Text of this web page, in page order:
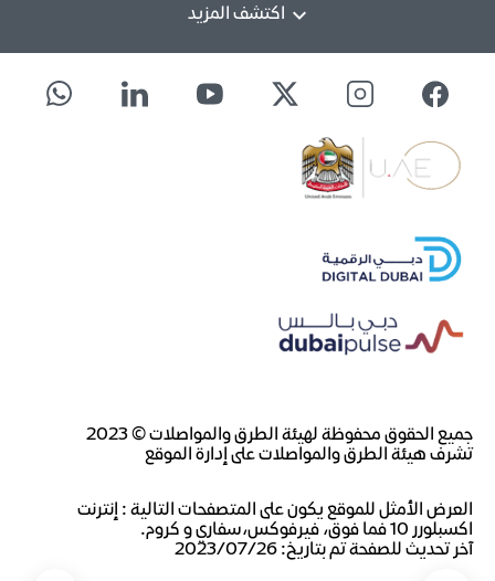
اكتشف المزيد
جميع الحقوق محفوظة لهيئة الطرق والمواصلات © 2023
تشرف هيئة الطرق والمواصلات على إدارة الموقع
العرض الأمثل للموقع يكون على المتصفحات التالية : إنترنت
اكسبلورر 10 فما فوق، فيرفوكس،سفاري و كروم.
آخر تحديث للصفحة تم بتاريخ: ٢٠٢٣/٠٧/٢٦